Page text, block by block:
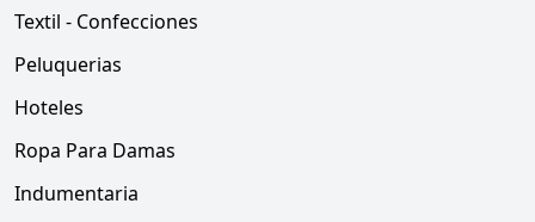
Textil - Confecciones
Peluquerias
Hoteles
Ropa Para Damas
Indumentaria